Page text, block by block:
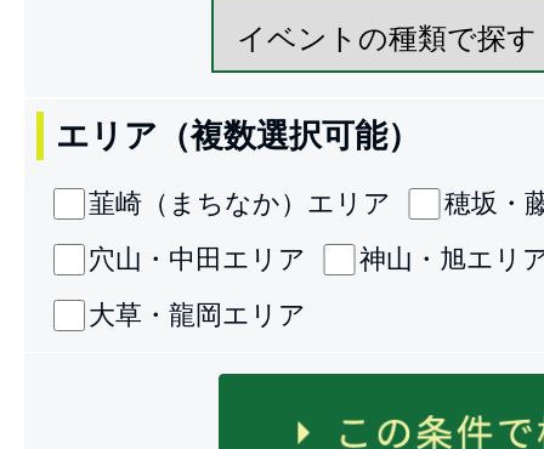
エリア（複数選択可能）
韮崎（まちなか）エリア
穂坂・
穴山・中田エリア
神山・旭エリ
大草・龍岡エリア